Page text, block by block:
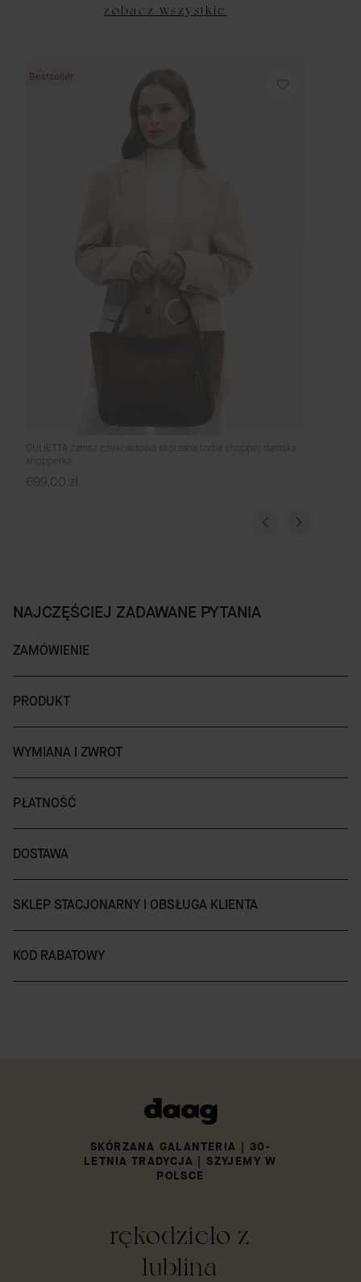
zobacz wszystkie
Bestseller
GULIETTA zamsz czekoladowa skórzana torba shopper damska
shopperka
Cena
699,00 zł
NAJCZĘŚCIEJ ZADAWANE PYTANIA
ZAMÓWIENIE
PRODUKT
WYMIANA I ZWROT
PŁATNOŚĆ
DOSTAWA
SKLEP STACJONARNY I OBSŁUGA KLIENTA
KOD RABATOWY
SKÓRZANA GALANTERIA | 30-
LETNIA TRADYCJA | SZYJEMY W
POLSCE
rękodzieło z
lublina